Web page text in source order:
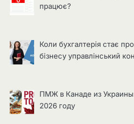
працює?
Коли бухгалтерія стає
бізнесу управлінський
ПМЖ в Канаде из
2026 году